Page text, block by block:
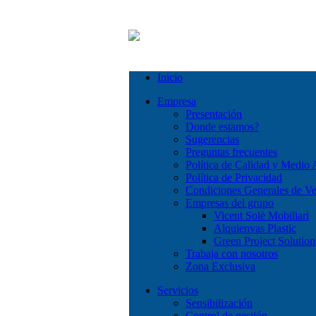
Inicio
Empresa
Presentación
Donde estamos?
Sugerencias
Preguntas frecuentes
Política de Calidad y Medio
Política de Privacidad
Condiciones Generales de
Empresas del grupo
Vicent Solè Mobiliari
Alquienvas Plastic
Green Project
Trabaja con nosotros
Zona Exclusiva
Servicios
Sensibilización